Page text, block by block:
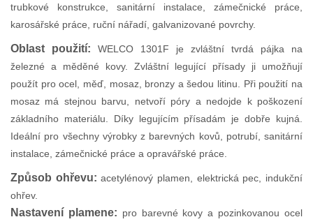
trubkové konstrukce, sanitární instalace, zámečnické práce,
karosářské práce, ruční nářadí, galvanizované povrchy.
Oblast použití:
WELCO 1301F je zvláštní tvrdá pájka na
železné a měděné kovy. Zvláštní legující přísady ji umožňují
použít pro ocel, měď, mosaz, bronzy a šedou litinu. Při použití na
mosaz má stejnou barvu, netvoří póry a nedojde k poškození
základního materiálu. Díky legujícím přísadám je dobře kujná.
Ideální pro všechny výrobky z barevných kovů, potrubí, sanitární
instalace, zámečnické práce a opravářské práce.
Způsob ohřevu: acetylénový plamen, elektrická pec, indukční
ohřev.
Nastavení plamene: pro barevné kovy a pozinkovanou ocel